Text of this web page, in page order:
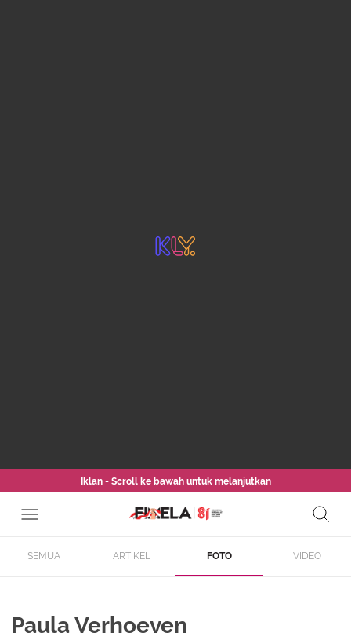
Iklan - Scroll ke bawah untuk melanjutkan
SEMUA ARTIKEL FOTO VIDEO
Paula Verhoeven